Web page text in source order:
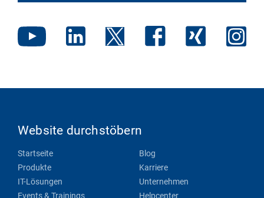
Website durchstöbern
Startseite
Produkte
IT-Lösungen
Events & Trainings
Blog
Karriere
Unternehmen
Helpcenter